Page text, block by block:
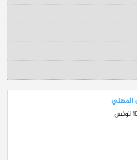
المهني